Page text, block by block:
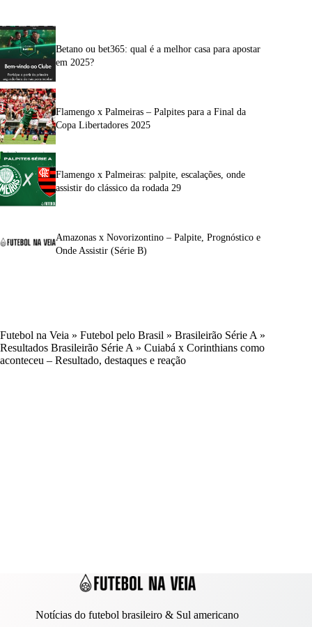
Betano ou bet365: qual é a melhor casa para apostar
em 2025?
Flamengo x Palmeiras – Palpites para a Final da
Copa Libertadores 2025
Flamengo x Palmeiras: palpite, escalações, onde
assistir do clássico da rodada 29
Amazonas x Novorizontino – Palpite, Prognóstico e
Onde Assistir (Série B)
Futebol na Veia » Futebol pelo Brasil » Brasileirão Série A »
Resultados Brasileirão Série A » Cuiabá x Corinthians como
aconteceu – Resultado, destaques e reação
Notícias do futebol brasileiro & Sul americano